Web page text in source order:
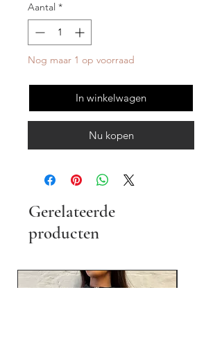
Aantal *
Nog maar 1 op voorraad
In winkelwagen
Nu kopen
Gerelateerde
producten